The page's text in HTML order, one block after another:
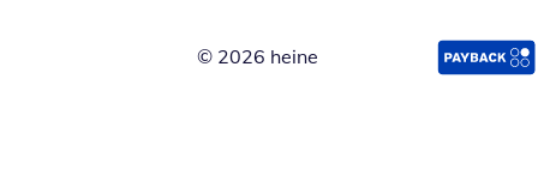
© 2026 heine